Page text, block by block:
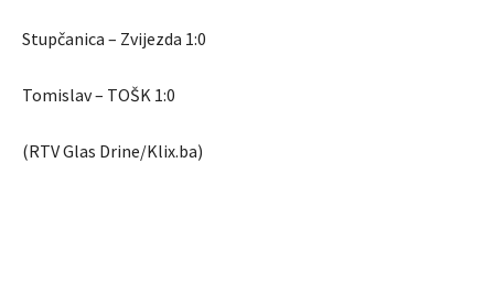
Stupčanica – Zvijezda 1:0
Tomislav – TOŠK 1:0
(RTV Glas Drine/Klix.ba)